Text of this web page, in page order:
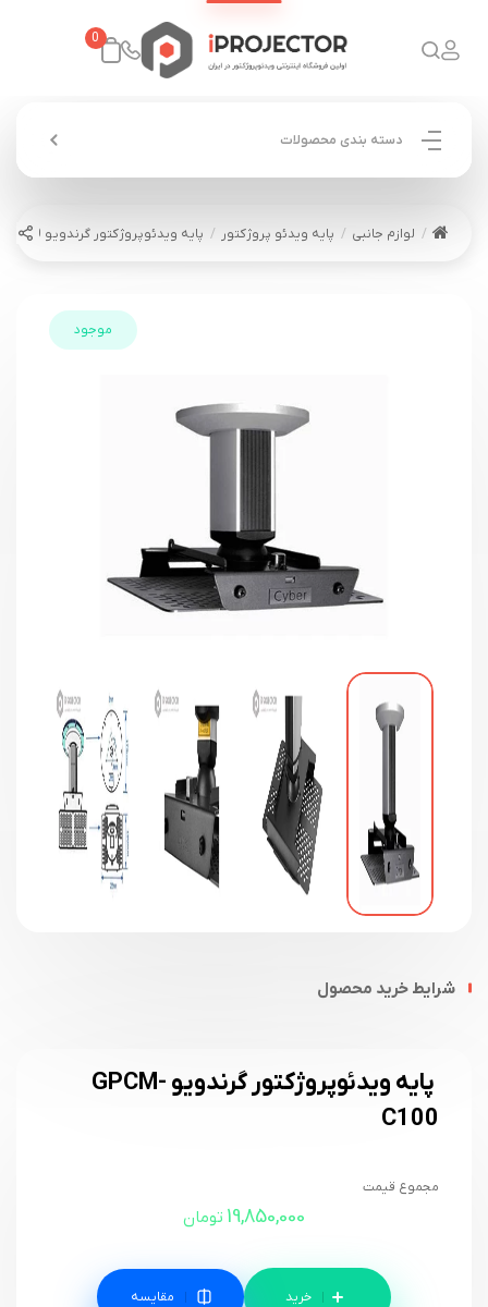
0
دسته بندی محصولات
لوازم جانبی پایه ویدئو پروژکتور پایه ویدئوپروژکتور گرندویو GPCM-C100
موجود
شرایط خرید محصول
پایه ویدئوپروژکتور گرندویو GPCM-
C100
مجموع قیمت
19,850,000 تومان
مقایسه